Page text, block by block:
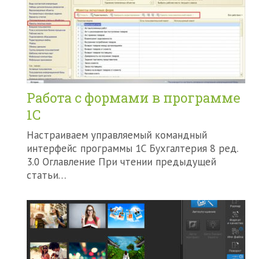
Работа с формами в программе
1С
Настраиваем управляемый командный
интерфейс программы 1С Бухгалтерия 8 ред.
3.0 Оглавление При чтении предыдущей
статьи…